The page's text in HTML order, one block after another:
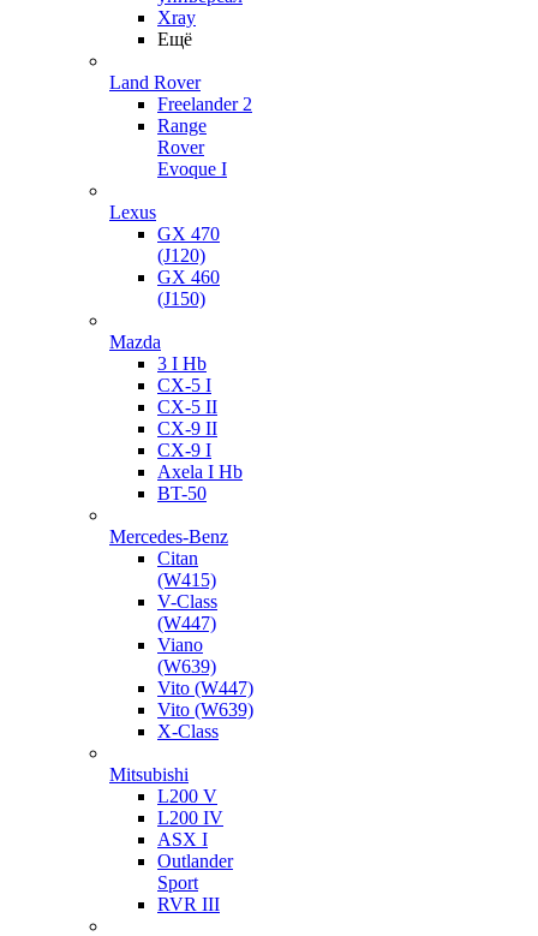
Xray
Ещё
Land Rover
Freelander 2
Range
Rover
Evoque I
Lexus
GX 470
(J120)
GX 460
(J150)
Mazda
3 I Hb
CX-5 I
CX-5 II
CX-9 II
CX-9 I
Axela I Hb
BT-50
Mercedes-Benz
Citan
(W415)
V-Class
(W447)
Viano
(W639)
Vito (W447)
Vito (W639)
X-Class
Mitsubishi
L200 V
L200 IV
ASX I
Outlander
Sport
RVR III